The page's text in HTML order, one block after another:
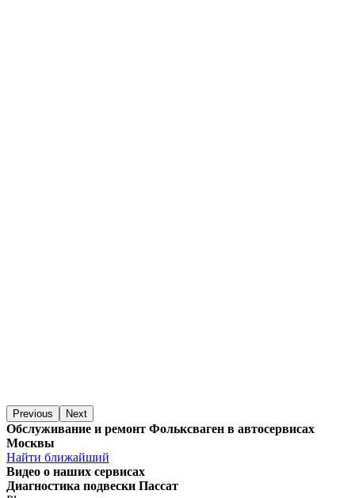
Previous Next
Обслуживание и ремонт Фольксваген в автосервисах
Москвы
Найти ближайший
Видео о наших сервисах
Диагностика подвески Пассат